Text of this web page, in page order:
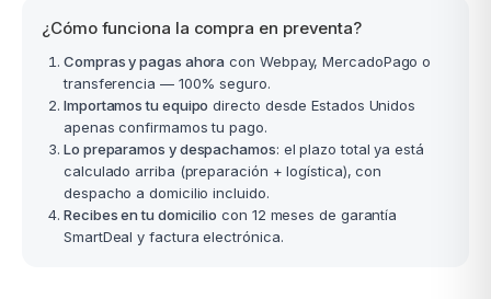
¿Cómo funciona la compra en preventa?
Compras y pagas ahora con Webpay, MercadoPago o
transferencia — 100% seguro.
Importamos tu equipo directo desde Estados Unidos
apenas confirmamos tu pago.
Lo preparamos y despachamos: el plazo total ya está
calculado arriba (preparación + logística), con
despacho a domicilio incluido.
Recibes en tu domicilio con 12 meses de garantía
SmartDeal y factura electrónica.